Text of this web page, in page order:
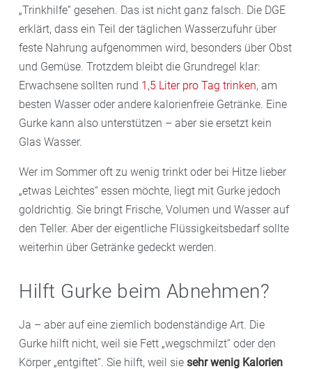
„Trinkhilfe“ gesehen. Das ist nicht ganz falsch. Die DGE
erklärt, dass ein Teil der täglichen Wasserzufuhr über
feste Nahrung aufgenommen wird, besonders über Obst
und Gemüse. Trotzdem bleibt die Grundregel klar:
Erwachsene sollten rund 1,5 Liter pro Tag trinken, am
besten Wasser oder andere kalorienfreie Getränke. Eine
Gurke kann also unterstützen – aber sie ersetzt kein
Glas Wasser.
Wer im Sommer oft zu wenig trinkt oder bei Hitze lieber
„etwas Leichtes“ essen möchte, liegt mit Gurke jedoch
goldrichtig. Sie bringt Frische, Volumen und Wasser auf
den Teller. Aber der eigentliche Flüssigkeitsbedarf sollte
weiterhin über Getränke gedeckt werden.
Hilft Gurke beim Abnehmen?
Ja – aber auf eine ziemlich bodenständige Art. Die
Gurke hilft nicht, weil sie Fett „wegschmilzt“ oder den
Körper „entgiftet“. Sie hilft, weil sie sehr wenig Kalorien